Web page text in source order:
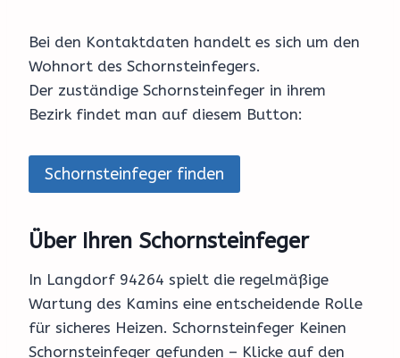
Bei den Kontaktdaten handelt es sich um den
Wohnort des Schornsteinfegers.
Der zuständige Schornsteinfeger in ihrem
Bezirk findet man auf diesem Button:
Schornsteinfeger finden
Über Ihren Schornsteinfeger
In Langdorf 94264 spielt die regelmäßige
Wartung des Kamins eine entscheidende Rolle
für sicheres Heizen. Schornsteinfeger Keinen
Schornsteinfeger gefunden – Klicke auf den